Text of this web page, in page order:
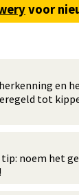
voor
en
tot
noem het